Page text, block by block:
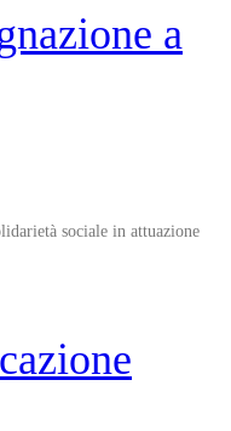
a
sociale in attuazione